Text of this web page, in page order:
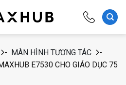
- MÀN HÌNH TƯƠNG TÁC
-
E7530 CHO GIÁO DỤC 75